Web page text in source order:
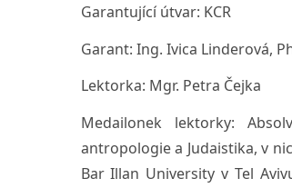
Garantující útvar: KCR
Garant: Ing. Ivica Linderová,
Lektorka: Mgr. Petra Čejka
Medailonek lektorky:
antropologie a Judaistika, v
Bar Illan University v Tel